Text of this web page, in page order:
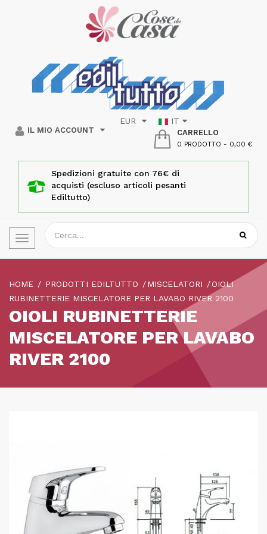
IL MIO ACCOUNT
EUR IT
CARRELLO
0 PRODOTTO - 0,00 €
Spedizioni gratuite con 76€ di
acquisti (escluso articoli pesanti
Ediltutto)
Toggle
navigation
HOME PRODOTTI EDILTUTTO MISCELATORI
OIOLI
RUBINETTERIE MISCELATORE PER LAVABO RIVER 2100
OIOLI RUBINETTERIE
MISCELATORE PER LAVABO
RIVER 2100